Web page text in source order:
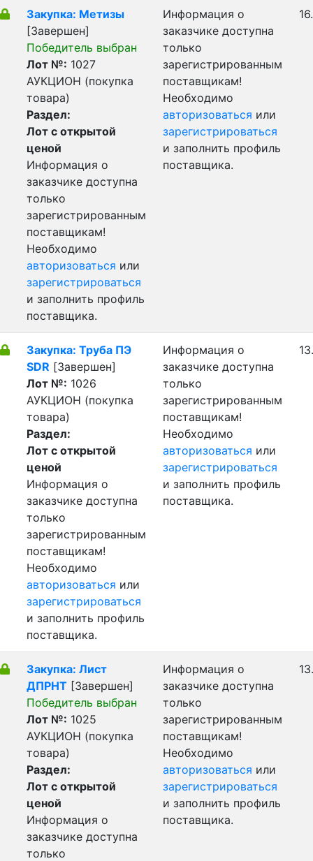
Закупка: Метизы
[Завершен]
Победитель выбран
Лот №: 1027
АУКЦИОН (покупка
товара)
Раздел:
Лот с открытой
ценой
Информация о
заказчике доступна
только
зарегистрированным
поставщикам!
Необходимо
авторизоваться или
зарегистрироваться
и заполнить профиль
поставщика.
Информация о
заказчике доступна
только
зарегистрированным
поставщикам!
Необходимо
авторизоваться или
зарегистрироваться
и заполнить профиль
поставщика.
Закупка: Труба ПЭ
SDR [Завершен]
Лот №: 1026
АУКЦИОН (покупка
товара)
Раздел:
Лот с открытой
ценой
Информация о
заказчике доступна
только
зарегистрированным
поставщикам!
Необходимо
авторизоваться или
зарегистрироваться
и заполнить профиль
поставщика.
Информация о
заказчике доступна
только
зарегистрированным
поставщикам!
Необходимо
авторизоваться или
зарегистрироваться
и заполнить профиль
поставщика.
Закупка: Лист
ДПРНТ [Завершен]
Победитель выбран
Лот №: 1025
АУКЦИОН (покупка
товара)
Раздел:
Лот с открытой
ценой
Информация о
заказчике доступна
только
Информация о
заказчике доступна
только
зарегистрированным
поставщикам!
Необходимо
авторизоваться или
зарегистрироваться
и заполнить профиль
поставщика.